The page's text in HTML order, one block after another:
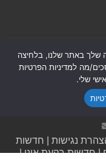
נגישות
חדשות
|חדשות בקעת אונו|
שלך באתר שלנו, בלחיצה
מה למדיניות הפרטיות
שלי.